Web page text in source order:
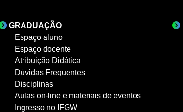
GRADUAÇÃO
Espaço aluno
Espaço docente
Atribuição Didática
Dúvidas Frequentes
Disciplinas
Aulas on-line e materiais de eventos
Ingresso no IFGW